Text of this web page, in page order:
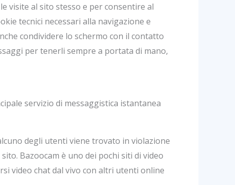
visite al sito stesso e per consentire al
tecnici necessari alla navigazione e
condividere lo schermo con il contatto
per tenerli sempre a portata di mano,
servizio di messaggistica istantanea
degli utenti viene trovato in violazione
Bazoocam è uno dei pochi siti di video
video chat dal vivo con altri utenti online